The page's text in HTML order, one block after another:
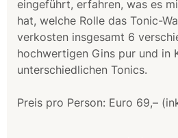
eingeführt, erfahren, was es
hat, welche Rolle das Tonic-
verkosten insgesamt 6
hochwertigen Gins pur und in
unterschiedlichen Tonics.
Preis pro Person: Euro 69,–